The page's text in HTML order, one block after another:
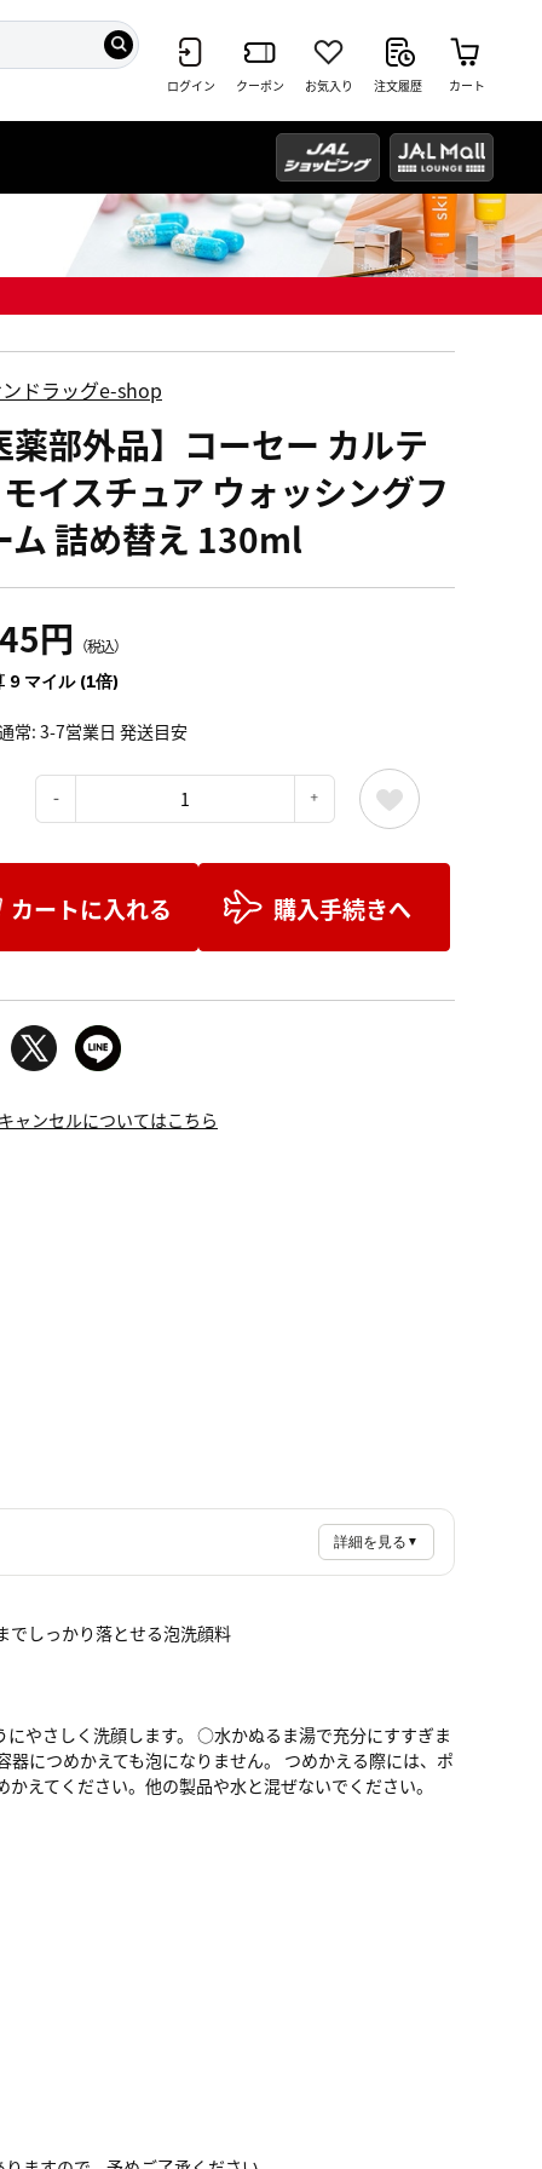
ログイン クーポン お気入り 注文履歴 カート
ドラッグe-shop
薬部外品】コーセー カルテ
イスチュア ウォッシングフ
ム 詰め替え 130ml
円 （税込）
9 マイル (1倍)
常: 3-7営業日 発送目安
カートに入れる 購入手続きへ
ャンセルについてはこちら
詳細を見る ▼
でしっかり落とせる泡洗顔料
やさしく洗顔します。 ○水かぬるま湯で充分にすすぎま
につめかえても泡になりません。 つめかえる際には、ポ
えてください。他の製品や水と混ぜないでください。